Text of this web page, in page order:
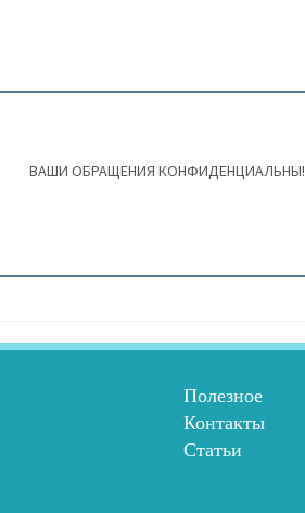
ВАШИ ОБРАЩЕНИЯ КОНФИДЕНЦИАЛЬНЫ!
Полезное
Контакты
Статьи